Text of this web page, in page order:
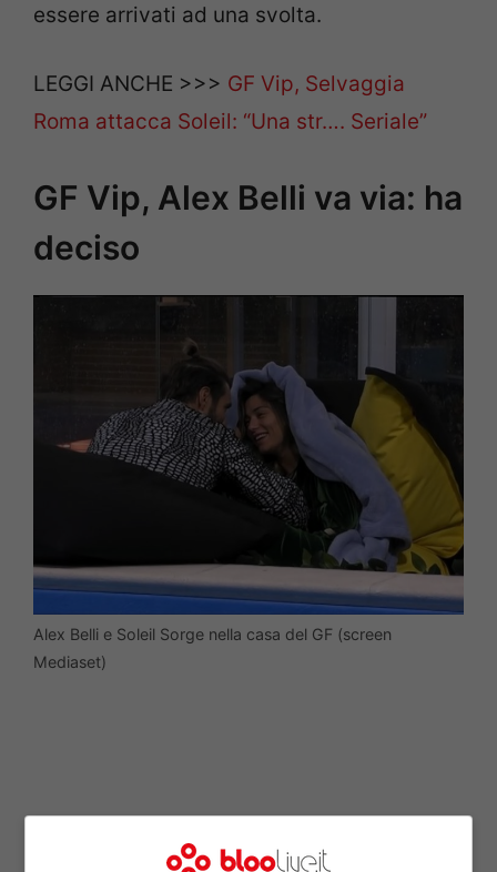
essere arrivati ad una svolta.
LEGGI ANCHE >>> GF Vip, Selvaggia
Roma attacca Soleil: “Una str…. Seriale”
GF Vip, Alex Belli va via: ha
deciso
Alex Belli e Soleil Sorge nella casa del GF (screen
Mediaset)